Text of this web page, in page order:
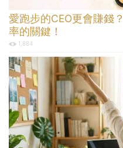
愛跑步的CEO更會賺錢
率的關鍵！
1,884